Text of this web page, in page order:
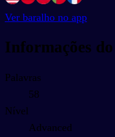
Ver baralho no app
Informações
Palavras
58
Nível
Advanced